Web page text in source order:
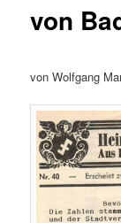
von
von Wolfgang